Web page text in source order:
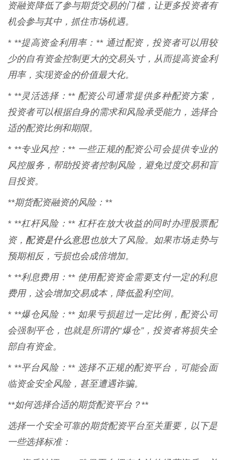
资融资降低了参与期货交易的门槛，让更多投资者有
机会参与其中，抓住市场机遇。
* **提高资金利用率：** 通过配资，投资者可以用较
少的自有资金控制更大的交易头寸，从而提高资金利
用率，实现资金的价值最大化。
* **灵活选择：** 配资公司通常提供多种配资方案，
投资者可以根据自身的需求和风险承受能力，选择合
适的配资比例和期限。
* **专业风控：** 一些正规的配资公司会提供专业的
风控服务，帮助投资者控制风险，避免过度交易和盲
目投资。
**期货配资融资的风险：**
* **杠杆风险：** 杠杆在放大收益的同时办理股票配
资， 配资是什么意思也放大了风险。如果市场走势与
预期相反，亏损也会成倍增加。
* **利息费用：** 使用配资资金需要支付一定的利息
费用，这会增加交易成本，降低盈利空间。
* **爆仓风险：** 如果亏损超过一定比例，配资公司
会强制平仓，也就是所谓的“爆仓”，投资者将损失全
部自有资金。
* **平台风险：** 选择不正规的配资平台，可能会面
临资金安全风险，甚至遭遇诈骗。
**如何选择合适的期货配资平台？**
选择一个安全可靠的期货配资平台至关重要，以下是
一些选择标准：